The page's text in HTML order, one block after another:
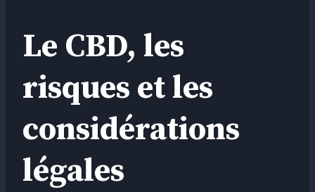
Le CBD, les
risques et les
considérations
légales